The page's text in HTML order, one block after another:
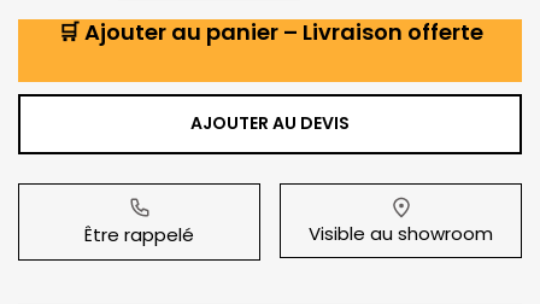
🛒 Ajouter au panier – Livraison offerte
AJOUTER AU DEVIS
Être rappelé Visible au showroom